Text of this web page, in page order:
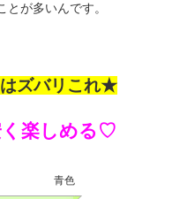
が多いんです。
ズバリこれ★
く楽しめる♡
青色